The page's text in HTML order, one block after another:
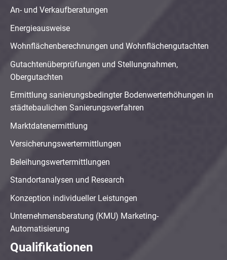
An- und Verkaufberatungen
Energieausweise
Wohnflächenberechnungen und Wohnflächengutachten
Gutachtenüberprüfungen und Stellungnahmen,
Obergutachten
Ermittlung sanierungsbedingter Bodenwerterhöhungen in
städtebaulichen Sanierungsverfahren
Marktdatenermittlung
Versicherungswertermittlungen
Beleihungswertermittlungen
Standortanalysen und Research
Konzeption individueller Leistungen
Unternehmensberatung (KMU) Marketing-
Automatisierung
Qualifikationen